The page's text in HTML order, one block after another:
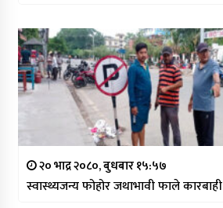
२० भाद्र २०८०, बुधबार १५:५७
स्वास्थ्यजन्य फोहोर जथाभावी फाले कारबाही